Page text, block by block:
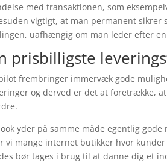
med transaktionen, som
vigtigt, at man permanent sikrer
uafhængig om man leder efter
prisbilligste
frembringer immervæk gode
og derved er det at foretrække,
yder på samme måde egentlig
vi mange internet butikker hvor
bør tages i brug til at danne dig et